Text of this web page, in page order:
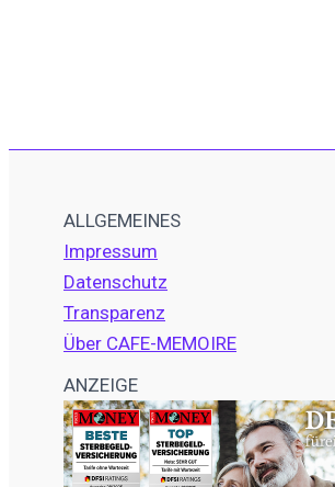
ALLGEMEINES
Impressum
Datenschutz
Transparenz
Über CAFE-MEMOIRE
ANZEIGE